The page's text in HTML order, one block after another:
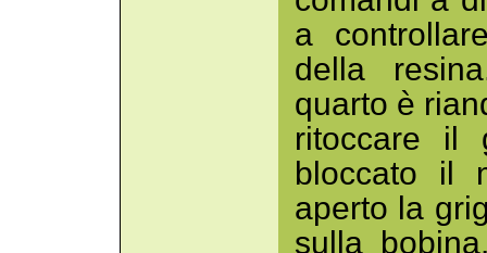
a
della
quarto è
ritoccare il
bloccato il
aperto la
sulla